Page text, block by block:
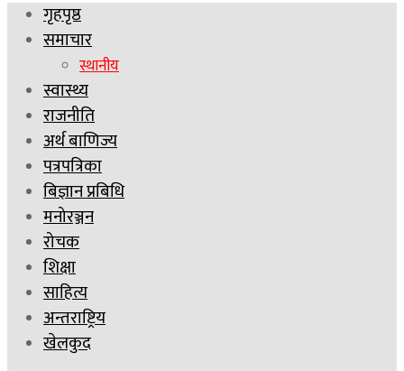
गृहपृष्ठ
समाचार
स्थानीय
स्वास्थ्य
राजनीति
अर्थ बाणिज्य
पत्रपत्रिका
बिज्ञान प्रबिधि
मनोरञ्जन
रोचक
शिक्षा
साहित्य
अन्तराष्ट्रिय
खेलकुद